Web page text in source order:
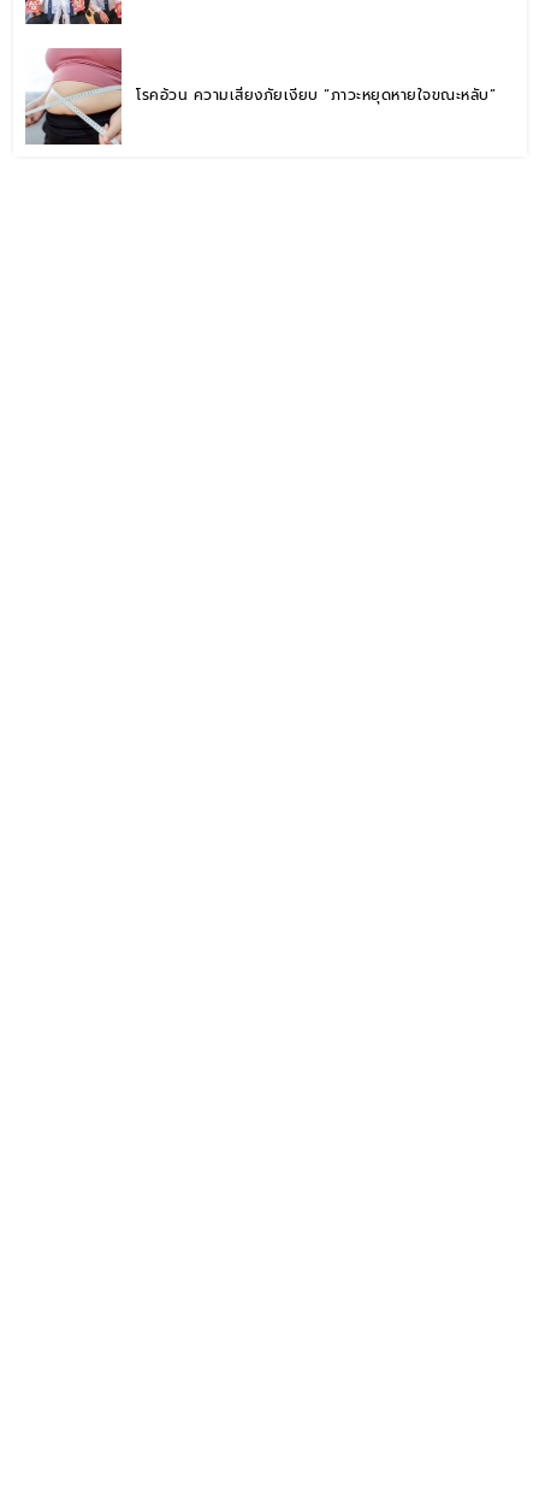
โรคอ้วน ความเสี่ยงภัยเงียบ “ภาวะหยุดหายใจขณะหลับ”